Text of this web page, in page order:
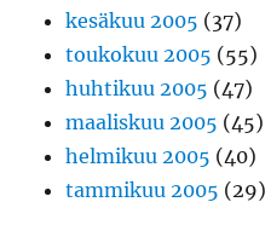
kesäkuu 2005 (37)
toukokuu 2005 (55)
huhtikuu 2005 (47)
maaliskuu 2005 (45)
helmikuu 2005 (40)
tammikuu 2005 (29)